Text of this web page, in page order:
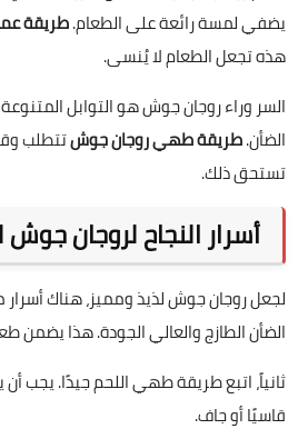
يضفي لمسة رائعة على الطعام.طريقة
هذه تجعل الطعام لا يُنسى.
السر وراء روجان جوش هو التوابل
الضأن.طريقة طهي روجان جوشتتطلب
تستحق ذلك.
أسرار النجاح لروجان
لجعل روجان جوش لذيذ ومميز، هناك أسرار
الضأن الطازج والعالي الجودة. هذا
ثانياً، اتبع طريقة طهي اللحم جيدًا. يجب
قاسيًا أو جاف.